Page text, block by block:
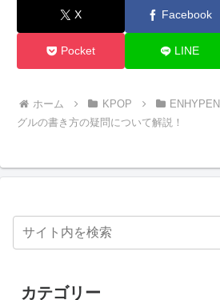
X Facebook
Pocket LINE
ホーム KPOP ENHYPEN
グルの書き方の疑問について解説！
カテゴリー